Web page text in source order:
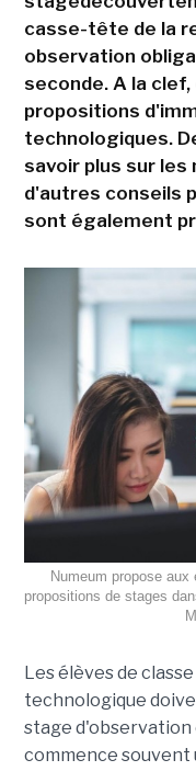
casse-tête de la
observation
seconde. A la
propositions
technologiques.
savoir plus sur
d'autres conseils
sont également
Numeum propose
propositions de stages
Les élèves de
technologique
stage d'observation
commence souvent